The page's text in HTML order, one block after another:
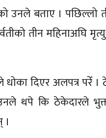
उनले बताए । पछिल्लो
तीन महिनाअघि
दिएर अलपत्र परेँ ।
थपे कि ठेकेदारले